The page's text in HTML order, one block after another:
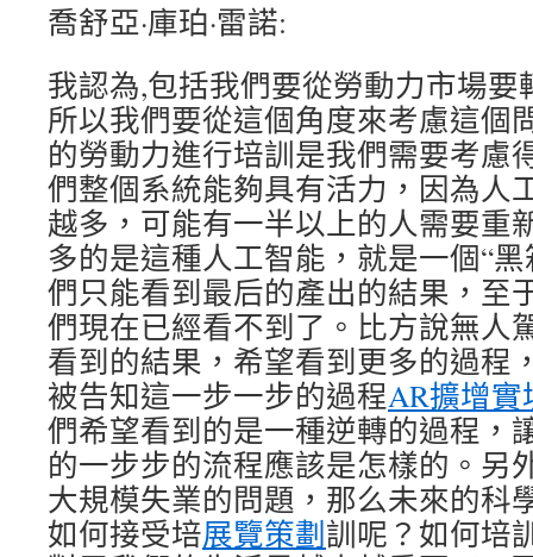
喬舒亞·庫珀·雷諾:
我認為,包括我們要從勞動力市場
所以我們要從這個角度來考慮這個
的勞動力進行培訓是我們需要考慮
們整個系統能夠具有活力，因為人
越多，可能有一半以上的人需要重
多的是這種人工智能，就是一個“
們只能看到最后的產出的結果，至
們現在已經看不到了。比方說無人
看到的結果，希望看到更多的過程
被告知這一步一步的過程AR擴增實
們希望看到的是一種逆轉的過程，
的一步步的流程應該是怎樣的。另
大規模失業的問題，那么未來的科
如何接受培展覽策劃訓呢？如何培